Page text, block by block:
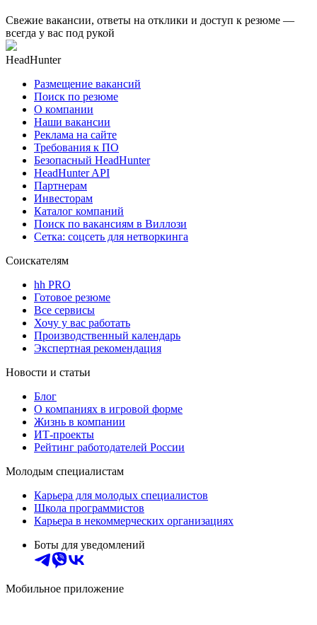
Свежие вакансии, ответы на отклики и доступ к резюме —
всегда у вас под рукой
HeadHunter
Размещение вакансий
Поиск по резюме
О компании
Наши вакансии
Реклама на сайте
Требования к ПО
Безопасный HeadHunter
HeadHunter API
Партнерам
Инвесторам
Каталог компаний
Поиск по вакансиям в Виллози
Сетка: соцсеть для нетворкинга
Соискателям
hh PRO
Готовое резюме
Все сервисы
Хочу у вас работать
Производственный календарь
Экспертная рекомендация
Новости и статьи
Блог
О компаниях в игровой форме
Жизнь в компании
ИТ-проекты
Рейтинг работодателей России
Молодым специалистам
Карьера для молодых специалистов
Школа программистов
Карьера в некоммерческих организациях
Боты для уведомлений
Мобильное приложение